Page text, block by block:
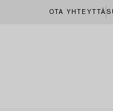
OTA YHTEYTTÄ